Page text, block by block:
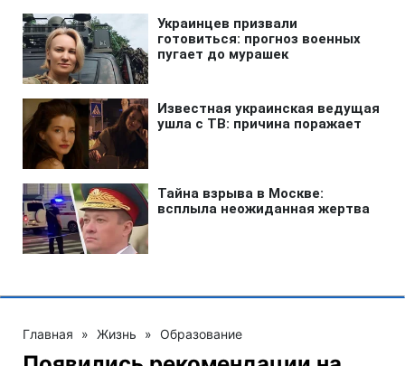
Главная » Жизнь » Образование